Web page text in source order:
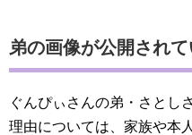
弟の画像が公開され
ぐんぴぃさんの弟・さとし
理由については、家族や本